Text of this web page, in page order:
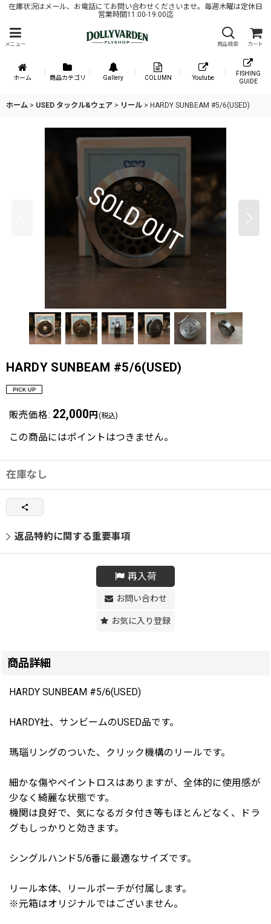
在庫状況はメール、お電話にてお問い合わせくださいませ。毎週木曜は定休日
営業時間11:00-19:00迄
メニュー 商品検索 カート
ホーム 商品カテゴリ Gallery COLUMN Youtube
FISHING
GUIDE
ホーム > USED タックル&ウェア > リール > HARDY SUNBEAM #5/6(USED)
HARDY SUNBEAM #5/6(USED)
販売価格: 22,000 円 (税込)
この商品にはポイントはつきません。
在庫なし
返品特約に関する重要事項
再入荷
お問い合わせ
お気に入り登録
商品詳細
HARDY SUNBEAM #5/6(USED)
HARDY社、サンビームのUSED品です。
瑪瑙リングのついた、クリック機構のリールです。
細かな傷やペイントロスはありますが、全体的に使用感が
少なく綺麗な状態です。
機関は良好で、気になるガタ付き等もほとんどなく、ドラ
グもしっかりと効きます。
シングルハンド5/6番に最適なサイズです。
リール本体、リールポーチが付属します。
※元箱はオリジナルではございません。